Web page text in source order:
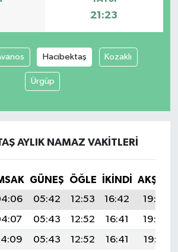
21:23
Hacıbektaş Kozaklı
Ürgüp
AYLIK NAMAZ VAKITLERI
GÜNEŞ ÖĞLE İKINDI
AKŞAM
05:42 12:53 16:42
19:53
05:43 12:52 16:41
19:52
05:43 12:52 16:41 19:51